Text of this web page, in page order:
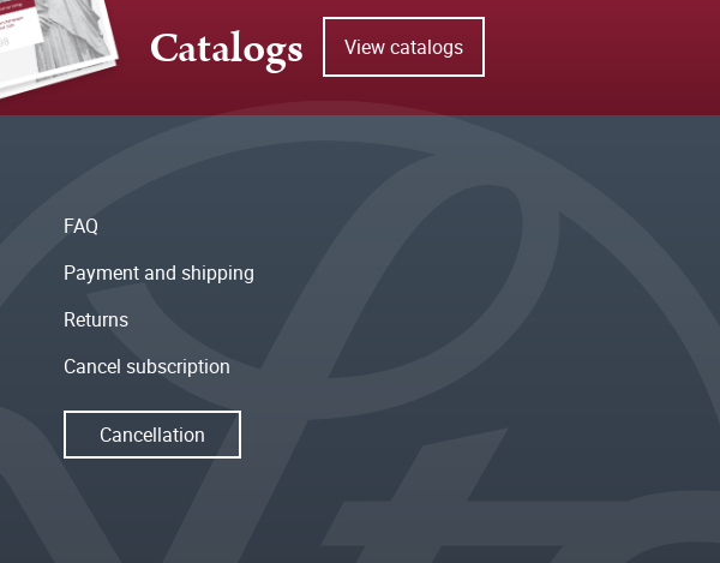
Catalogs View catalogs
FAQ
Payment and shipping
Returns
Cancel subscription
Cancellation